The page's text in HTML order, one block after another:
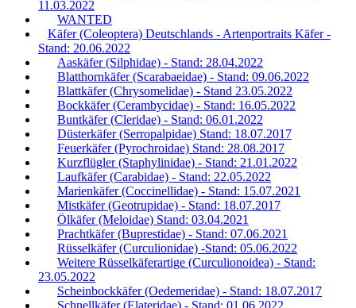
11.03.2022
WANTED
Käfer (Coleoptera) Deutschlands - Artenportraits Käfer -
Stand: 20.06.2022
Aaskäfer (Silphidae) - Stand: 28.04.2022
Blatthornkäfer (Scarabaeidae) - Stand: 09.06.2022
Blattkäfer (Chrysomelidae) - Stand 23.05.2022
Bockkäfer (Cerambycidae) - Stand: 16.05.2022
Buntkäfer (Cleridae) - Stand: 06.01.2022
Düsterkäfer (Serropalpidae) Stand: 18.07.2017
Feuerkäfer (Pyrochroidae) Stand: 28.08.2017
Kurzflügler (Staphylinidae) - Stand: 21.01.2022
Laufkäfer (Carabidae) - Stand: 22.05.2022
Marienkäfer (Coccinellidae) - Stand: 15.07.2021
Mistkäfer (Geotrupidae) - Stand: 18.07.2017
Ölkäfer (Meloidae) Stand: 03.04.2021
Prachtkäfer (Buprestidae) - Stand: 07.06.2021
Rüsselkäfer (Curculionidae) -Stand: 05.06.2022
Weitere Rüsselkäferartige (Curculionoidea) - Stand:
23.05.2022
Scheinbockkäfer (Oedemeridae) - Stand: 18.07.2017